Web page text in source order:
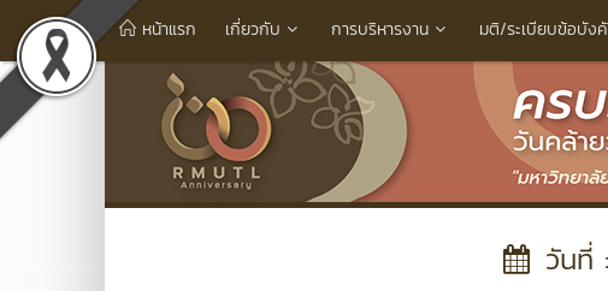
หน้าแรก เกี่ยวกับ การบริหารงาน มติ/ระเบียบข้อบัง
วันที่